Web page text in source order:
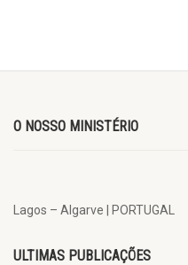
O NOSSO MINISTÉRIO
Lagos – Algarve | PORTUGAL
ULTIMAS PUBLICAÇÕES